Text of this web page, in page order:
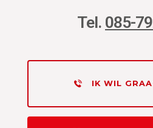
Tel. 085-
IK WIL